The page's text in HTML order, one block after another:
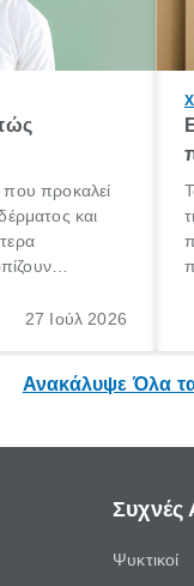
που προκαλεί
και
τι είναι»,
27 Ιούλ 2026
Ανακάλυψε Όλα
Συχνές
Ψυκτικοί